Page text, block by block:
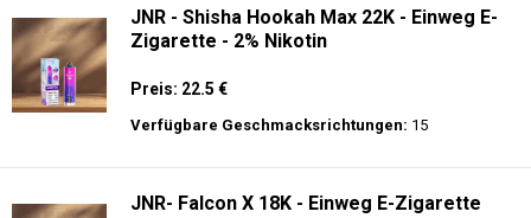
JNR - Shisha Hookah Max 22K - Einweg E-
Zigarette - 2% Nikotin
Preis: 22.5 €
Verfügbare Geschmacksrichtungen: 15
JNR- Falcon X 18K - Einweg E-Zigarette